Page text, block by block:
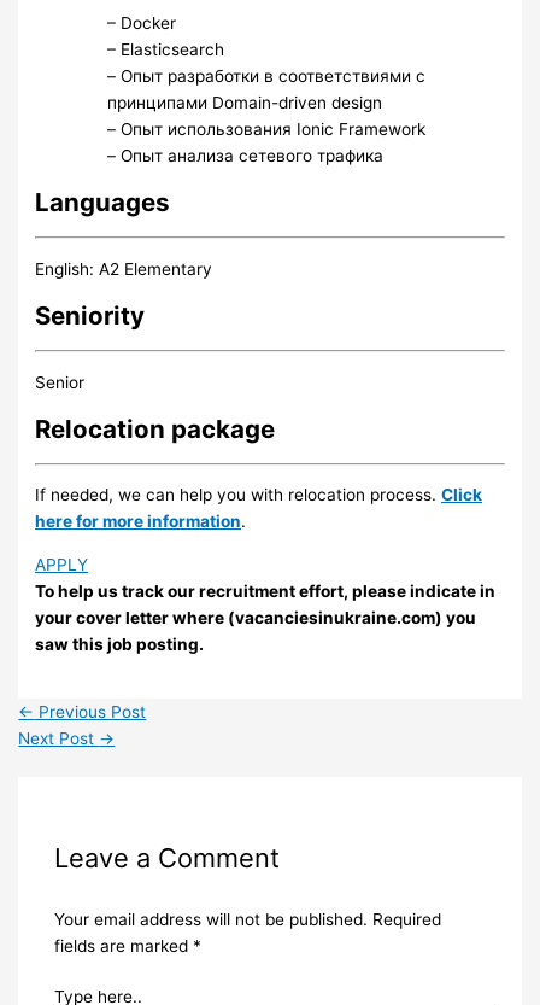
– Docker
– Elasticsearch
– Опыт разработки в соответствиями с
принципами Domain-driven design
– Опыт использования Ionic Framework
– Опыт анализа сетевого трафика
Languages
English: A2 Elementary
Seniority
Senior
Relocation package
If needed, we can help you with relocation process.Click
here for more information.
APPLY
To help us track our recruitment effort, please indicate in
your cover letter where (vacanciesinukraine.com) you
saw this job posting.
← Previous Post
Next Post →
Leave a Comment
Your email address will not be published. Required
fields are marked *
Type here..